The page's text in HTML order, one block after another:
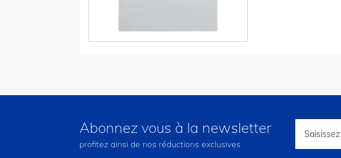
Abonnez vous à la newsletter
profitez ainsi de nos réductions exclusives
lettre